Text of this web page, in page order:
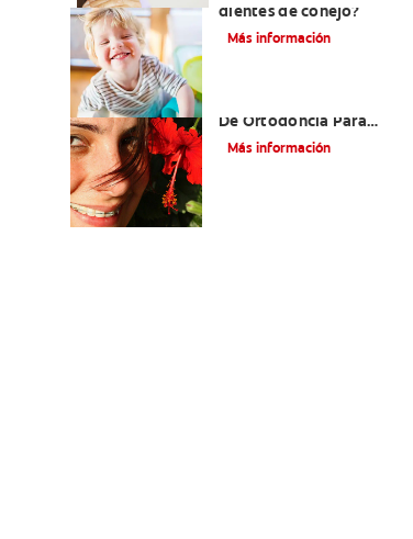
dientes de conejo?
Más información
De Ortodoncia Para
Adultos
Más información